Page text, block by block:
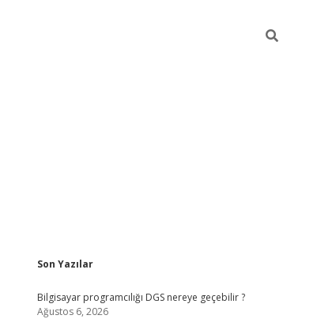
Sidebar
Son Yazılar
Bilgisayar programcılığı DGS nereye geçebilir ?
Ağustos 6, 2026